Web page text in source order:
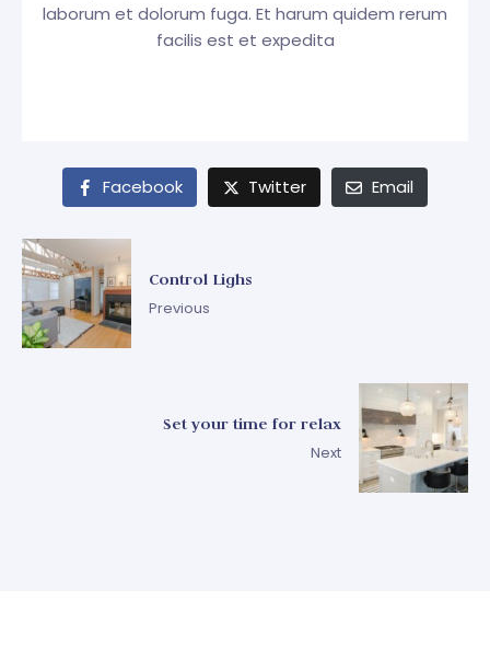
laborum et dolorum fuga. Et harum quidem rerum
facilis est et expedita
Facebook Twitter Email
Control Lighs
Previous
Set your time for relax
Next